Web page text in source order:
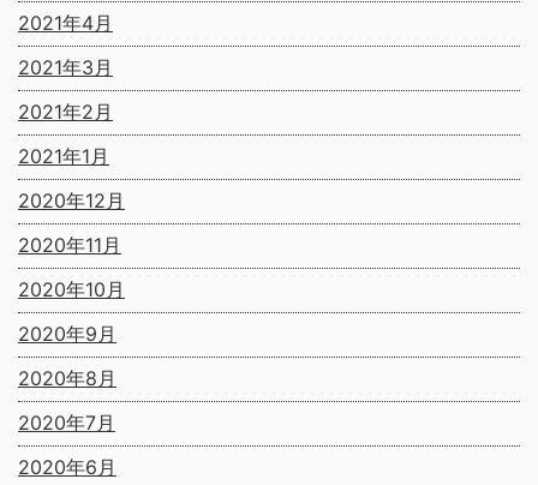
2021年4月
2021年3月
2021年2月
2021年1月
2020年12月
2020年11月
2020年10月
2020年9月
2020年8月
2020年7月
2020年6月